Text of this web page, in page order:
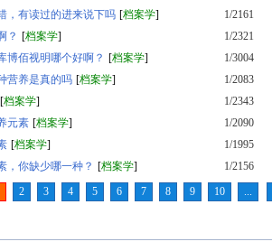
，有读过的进来说下吗 [档案学] 1/2161
？ [档案学] 1/2321
博佰视明哪个好啊？ [档案学] 1/3004
营养是真的吗 [档案学] 1/2083
[档案学] 1/2343
元素 [档案学] 1/2090
[档案学] 1/1995
，你缺少哪一种？ [档案学] 1/2156
2 3 4 5 6 7 8 9 10 ...